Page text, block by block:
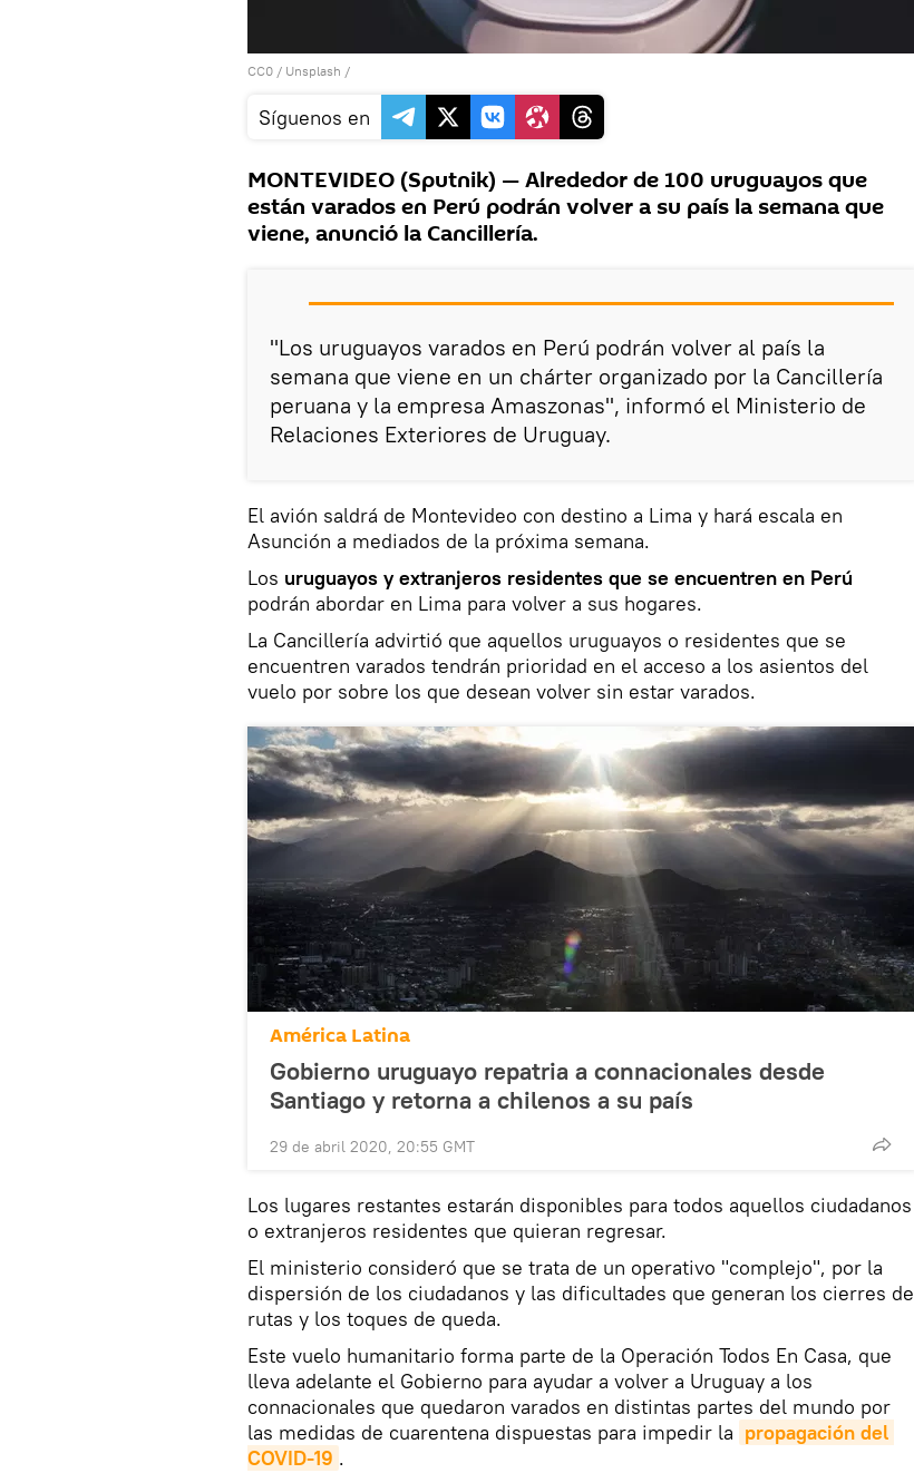
CC0 / Unsplash /
Síguenos en
MONTEVIDEO (Sputnik) — Alrededor de 100 uruguayos que
están varados en Perú podrán volver a su país la semana que
viene, anunció la Cancillería.
"Los uruguayos varados en Perú podrán volver al país la
semana que viene en un chárter organizado por la Cancillería
peruana y la empresa Amaszonas", informó el Ministerio de
Relaciones Exteriores de Uruguay.
El avión saldrá de Montevideo con destino a Lima y hará escala en
Asunción a mediados de la próxima semana.
Los uruguayos y extranjeros residentes que se encuentren en Perú
podrán abordar en Lima para volver a sus hogares.
La Cancillería advirtió que aquellos uruguayos o residentes que se
encuentren varados tendrán prioridad en el acceso a los asientos del
vuelo por sobre los que desean volver sin estar varados.
América Latina
Gobierno uruguayo repatria a connacionales desde
Santiago y retorna a chilenos a su país
29 de abril 2020, 20:55 GMT
Los lugares restantes estarán disponibles para todos aquellos ciudadanos
o extranjeros residentes que quieran regresar.
El ministerio consideró que se trata de un operativo "complejo", por la
dispersión de los ciudadanos y las dificultades que generan los cierres de
rutas y los toques de queda.
Este vuelo humanitario forma parte de la Operación Todos En Casa, que
lleva adelante el Gobierno para ayudar a volver a Uruguay a los
connacionales que quedaron varados en distintas partes del mundo por
las medidas de cuarentena dispuestas para impedir la propagación del
COVID-19 .